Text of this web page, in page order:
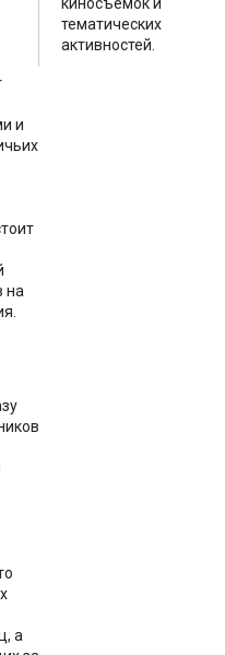
тематических
активностей.
и
на
а